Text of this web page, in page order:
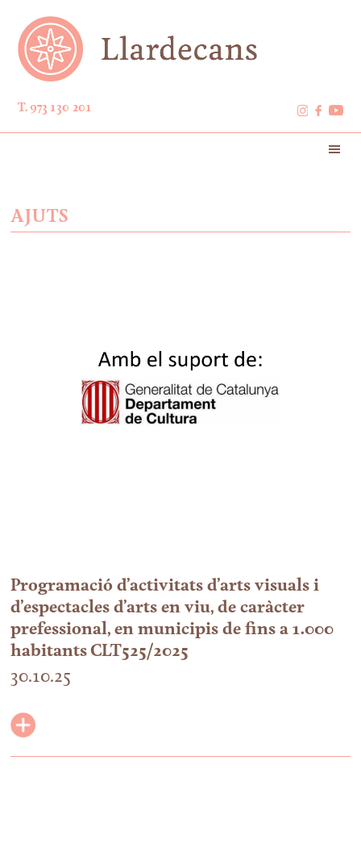
T. 973 130 201
AJUTS
Programació d’activitats d’arts visuals i
d’espectacles d’arts en viu, de caràcter
prefessional, en municipis de fins a 1.000
habitants CLT525/2025
30.10.25